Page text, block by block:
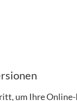
um Ihre